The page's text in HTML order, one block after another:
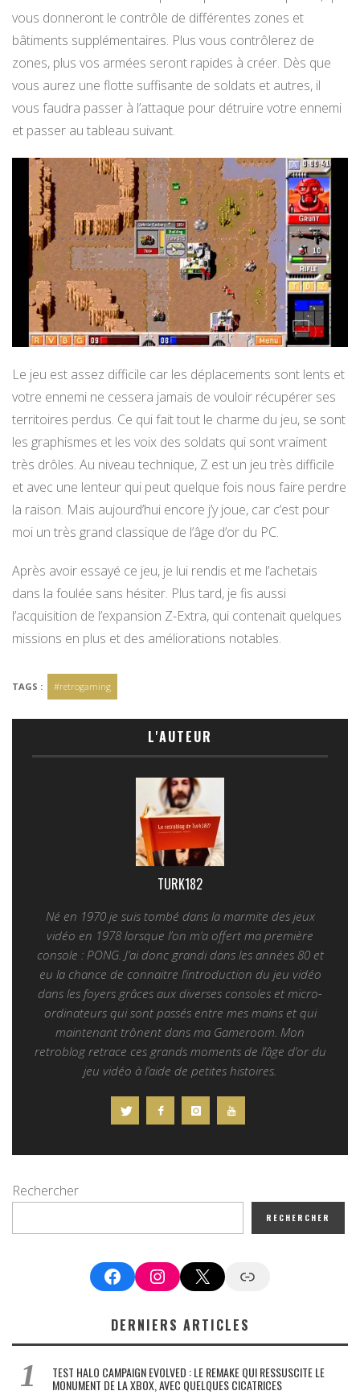
vous donneront le contrôle de différentes zones et
bâtiments supplémentaires. Plus vous contrôlerez de
zones, plus vos armées seront rapides à créer. Dès que
vous aurez une flotte suffisante de soldats et autres, il
vous faudra passer à l’attaque pour détruire votre ennemi
et passer au tableau suivant.
Le jeu est assez difficile car les déplacements sont lents et
votre ennemi ne cessera jamais de vouloir récupérer ses
territoires perdus. Ce qui fait tout le charme du jeu, se sont
les graphismes et les voix des soldats qui sont vraiment
très drôles. Au niveau technique, Z est un jeu très difficile
et avec une lenteur qui peut quelque fois nous faire perdre
la raison. Mais aujourd’hui encore j’y joue, car c’est pour
moi un très grand classique de l’âge d’or du PC.
Après avoir essayé ce jeu, je lui rendis et me l’achetais
dans la foulée sans hésiter. Plus tard, je fis aussi
l’acquisition de l’expansion Z-Extra, qui contenait quelques
missions en plus et des améliorations notables.
TAGS : #retrogaming
L'AUTEUR
TURK182
Né en 1970 je suis tombé dans la marmite des jeux
vidéo en 1978 lorsque l’on m’a offert ma première
console : PONG. J’ai donc grandi dans les années 80 et
eu la chance de connaitre l’introduction du jeu vidéo
dans les foyers grâces aux diverses consoles et micro-
ordinateurs qui sont passés entre mes mains et qui
maintenant trônent dans ma Gameroom. Mon
retroblog retrace ces grands moments de l’âge d’or du
jeu vidéo à l’aide de petites histoires.
Rechercher
RECHERCHER
FacebookInstagram
X Google News
DERNIERS ARTICLES
TEST HALO CAMPAIGN EVOLVED : LE REMAKE QUI RESSUSCITE LE
MONUMENT DE LA XBOX, AVEC QUELQUES CICATRICES